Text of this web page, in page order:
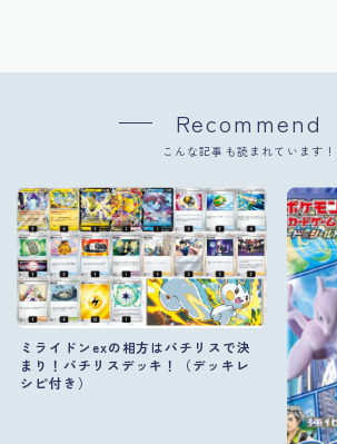
Recommend
こんな記事も読まれています！
ミライドンexの相方はパチリスで決
まり！パチリスデッキ！（デッキレ
シピ付き）